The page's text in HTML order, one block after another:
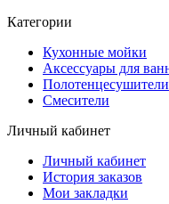
Категории
Кухонные мойки
Аксессуары для
Полотенцесушители
Смесители
Личный кабинет
Личный кабинет
История заказов
Мои закладки